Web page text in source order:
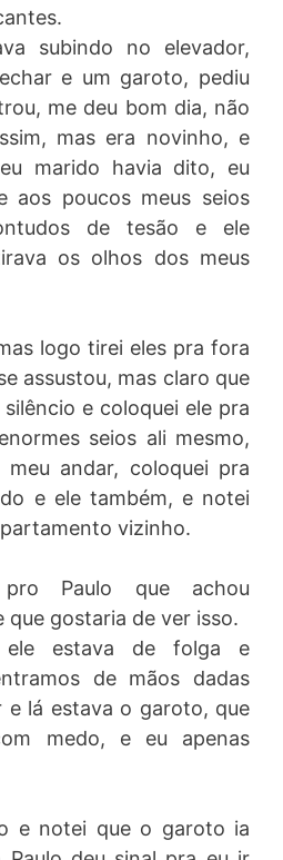
subindo no elevador,
e um garoto, pediu
me deu bom dia, não
mas era novinho, e
marido havia dito, eu
aos poucos meus seios
de tesão e ele
os olhos dos meus
logo tirei eles pra fora
assustou, mas claro que
e coloquei ele pra
seios ali mesmo,
andar, coloquei pra
e ele também, e notei
vizinho.
Paulo que achou
que gostaria de ver isso.
ele estava de folga e
de mãos dadas
e lá estava o garoto, que
medo, e eu apenas
e notei que o garoto ia